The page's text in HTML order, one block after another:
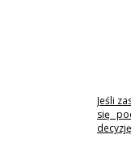
Jeśli
się